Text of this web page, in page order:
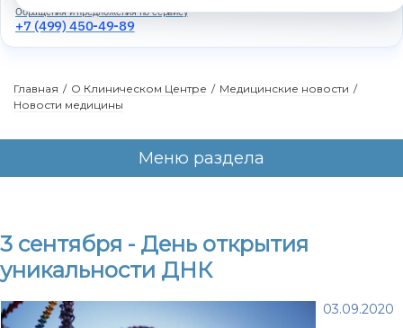
Обращения и предложения по сервису
+7 (499) 450-49-89
Главная / О Клиническом Центре / Медицинские новости /
Новости медицины
3 сентября - День открытия
уникальности ДНК
03.09.2020
Меню раздела